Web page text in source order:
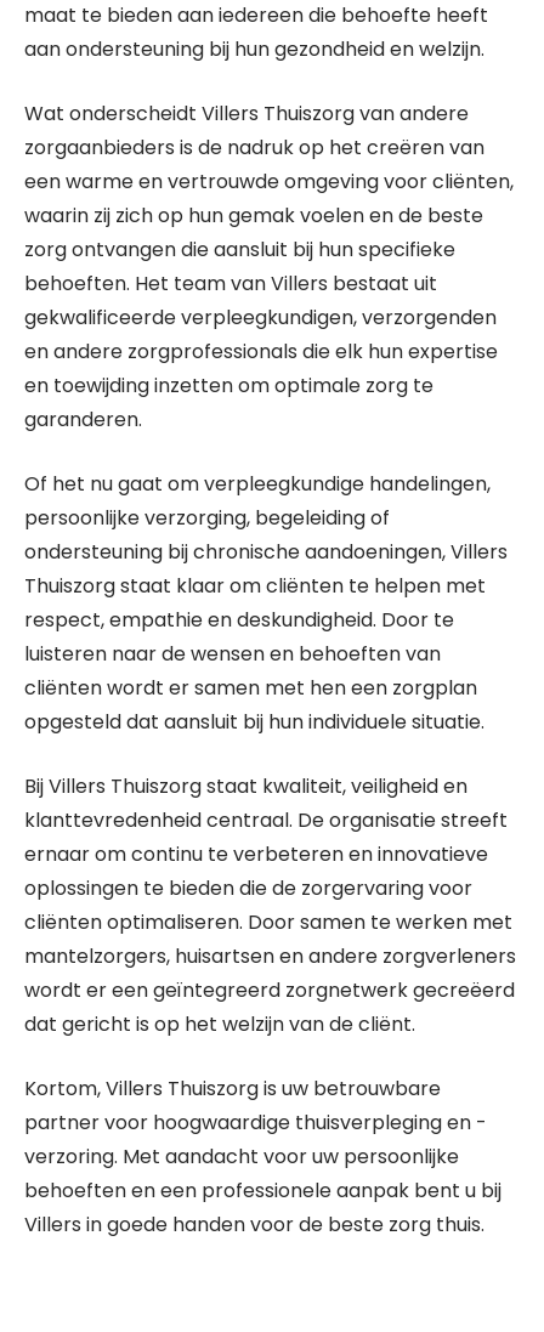
maat te bieden aan iedereen die behoefte heeft
aan ondersteuning bij hun gezondheid en welzijn.
Wat onderscheidt Villers Thuiszorg van andere
zorgaanbieders is de nadruk op het creëren van
een warme en vertrouwde omgeving voor cliënten,
waarin zij zich op hun gemak voelen en de beste
zorg ontvangen die aansluit bij hun specifieke
behoeften. Het team van Villers bestaat uit
gekwalificeerde verpleegkundigen, verzorgenden
en andere zorgprofessionals die elk hun expertise
en toewijding inzetten om optimale zorg te
garanderen.
Of het nu gaat om verpleegkundige handelingen,
persoonlijke verzorging, begeleiding of
ondersteuning bij chronische aandoeningen, Villers
Thuiszorg staat klaar om cliënten te helpen met
respect, empathie en deskundigheid. Door te
luisteren naar de wensen en behoeften van
cliënten wordt er samen met hen een zorgplan
opgesteld dat aansluit bij hun individuele situatie.
Bij Villers Thuiszorg staat kwaliteit, veiligheid en
klanttevredenheid centraal. De organisatie streeft
ernaar om continu te verbeteren en innovatieve
oplossingen te bieden die de zorgervaring voor
cliënten optimaliseren. Door samen te werken met
mantelzorgers, huisartsen en andere zorgverleners
wordt er een geïntegreerd zorgnetwerk gecreëerd
dat gericht is op het welzijn van de cliënt.
Kortom, Villers Thuiszorg is uw betrouwbare
partner voor hoogwaardige thuisverpleging en -
verzoring. Met aandacht voor uw persoonlijke
behoeften en een professionele aanpak bent u bij
Villers in goede handen voor de beste zorg thuis.